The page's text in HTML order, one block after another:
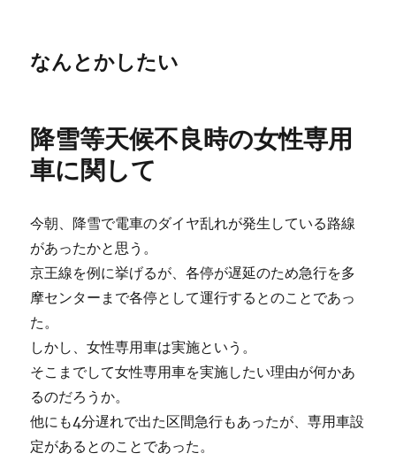
なんとかしたい
降雪等天候不良時の女性専用
車に関して
今朝、降雪で電車のダイヤ乱れが発生している路線
があったかと思う。
京王線を例に挙げるが、各停が遅延のため急行を多
摩センターまで各停として運行するとのことであっ
た。
しかし、女性専用車は実施という。
そこまでして女性専用車を実施したい理由が何かあ
るのだろうか。
他にも4分遅れで出た区間急行もあったが、専用車設
定があるとのことであった。